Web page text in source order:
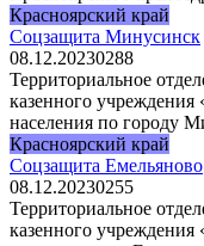
Красноярский край
Соцзащита Минусинск
08.12.20230288
Территориальное
казенного
населения по городу
Красноярский край
Соцзащита Емельяново
08.12.20230255
Территориальное
казенного